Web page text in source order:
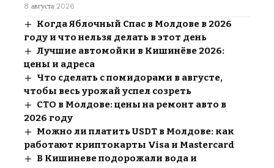
8 августа 2026
Когда Яблочный Спас в Молдове в 2026
году и что нельзя делать в этот день
Лучшие автомойки в Кишинёве 2026:
цены и адреса
Что сделать с помидорами в августе,
чтобы весь урожай успел созреть
СТО в Молдове: цены на ремонт авто в
2026 году
Можно ли платить USDT в Молдове: как
работают криптокарты Visa и Mastercard
В Кишиневе подорожали вода и